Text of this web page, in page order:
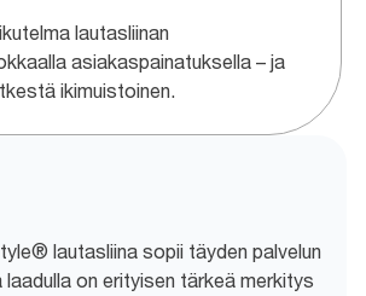
lautasliinan
asiakaspainatuksella – ja
ikimuistoinen.
lautasliina sopii täyden palvelun
on erityisen tärkeä merkitys